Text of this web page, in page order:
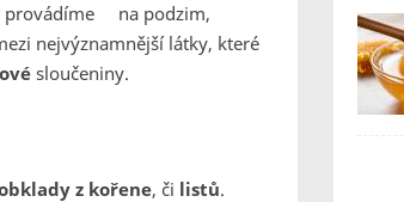
provádíme na podzim,
nejvýznamnější látky, které
sloučeniny.
z kořene, či listů.